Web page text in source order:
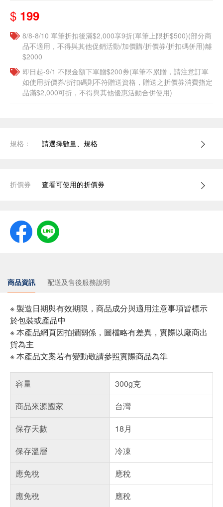
$ 199
8/8-8/10 單筆折扣後滿$2,000享9折(單筆上限折$500)(部分商
品不適用，不得與其他促銷活動/加價購/折價券/折扣碼併用)離
$2000
即日起-9/1 不限金額下單贈$200券(單筆不累贈，請注意訂單
如使用折價券/折扣碼則不符贈送資格，贈送之折價券消費指定
品滿$2,000可折，不得與其他優惠活動合併使用)
規格： 請選擇數量、規格
折價券 查看可使用的折價券
商品資訊 配送及售後服務說明
※ 製造日期與有效期限，商品成分與適用注意事項皆標示
於包裝或產品中
※ 本產品網頁因拍攝關係，圖檔略有差異，實際以廠商出
貨為主
※ 本產品文案若有變動敬請參照實際商品為準
容量
300g克
商品來源國家
台灣
保存天數
18月
保存溫層
冷凍
應免稅
應稅
應免稅
應稅